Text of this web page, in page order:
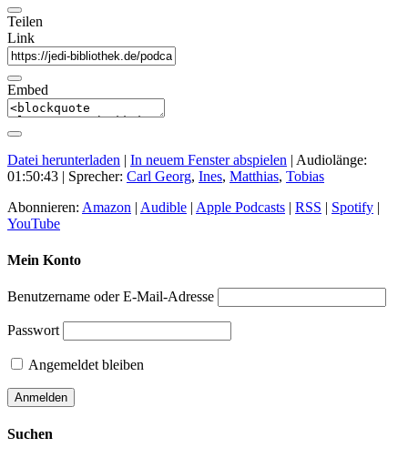
Teilen
Link
Embed
Datei herunterladen In neuem Fenster abspielen Audiolänge:
01:50:43 | Sprecher: Carl Georg, Ines, Matthias, Tobias
Abonnieren: Amazon Audible Apple Podcasts RSS Spotify
YouTube
Mein Konto
Benutzername oder E-Mail-Adresse
Passwort
Angemeldet bleiben
Suchen